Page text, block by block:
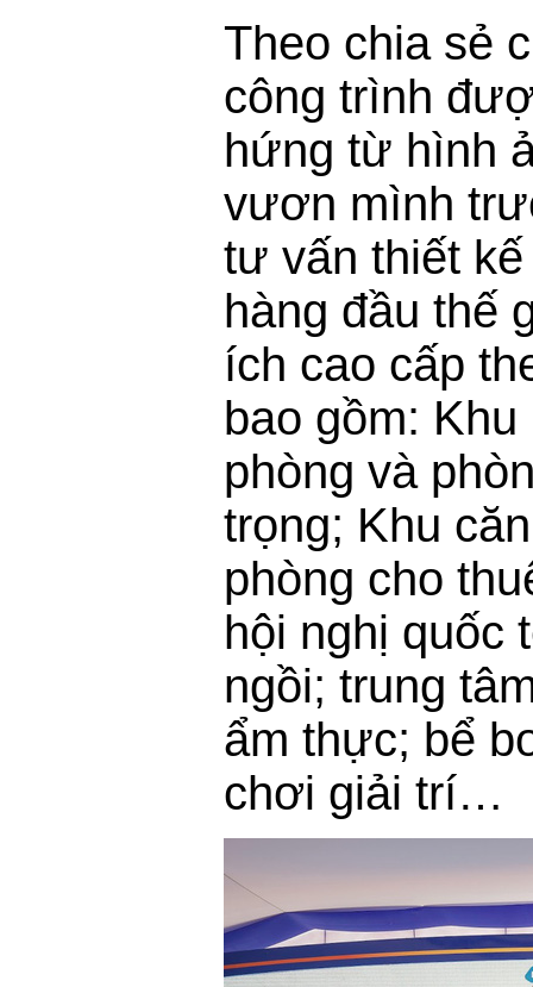
Theo chia sẻ
công trình
hứng từ hình
vươn mình
tư vấn thiết
hàng đầu thế
ích cao cấp
bao gồm:
phòng và
trọng; Khu
phòng cho
hội nghị quốc
ngồi; trung
ẩm thực; bể
chơi giải trí…